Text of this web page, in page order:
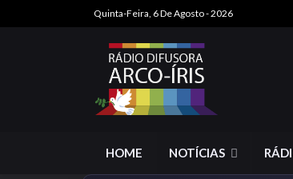
Quinta-Feira, 6 De Agosto - 2026
HOME NOTÍCIAS